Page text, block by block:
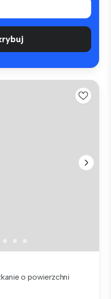
o powierzchni